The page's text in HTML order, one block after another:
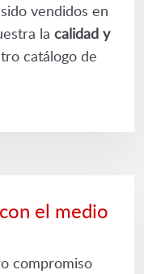
vendidos en
la calidad y
catálogo de
el medio
compromiso